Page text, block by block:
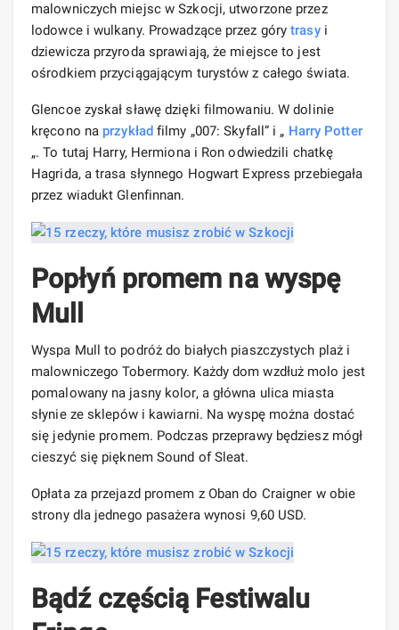
malowniczych miejsc w Szkocji, utworzone przez
lodowce i wulkany. Prowadzące przez górytrasyi
dziewicza przyroda sprawiają, że miejsce to jest
ośrodkiem przyciągającym turystów z całego świata.
Glencoe zyskał sławę dzięki filmowaniu. W dolinie
kręcono na przykładfilmy „007: Skyfall” i „ Harry Potter
„. To tutaj Harry, Hermiona i Ron odwiedzili chatkę
Hagrida, a trasa słynnego Hogwart Express przebiegała
przez wiadukt Glenfinnan.
Popłyń promem na wyspę
Mull
Wyspa Mull to podróż do białych piaszczystych plaż i
malowniczego Tobermory. Każdy dom wzdłuż molo jest
pomalowany na jasny kolor, a główna ulica miasta
słynie ze sklepów i kawiarni. Na wyspę można dostać
się jedynie promem. Podczas przeprawy będziesz mógł
cieszyć się pięknem Sound of Sleat.
Opłata za przejazd promem z Oban do Craigner w obie
strony dla jednego pasażera wynosi 9,60 USD.
Bądź częścią Festiwalu